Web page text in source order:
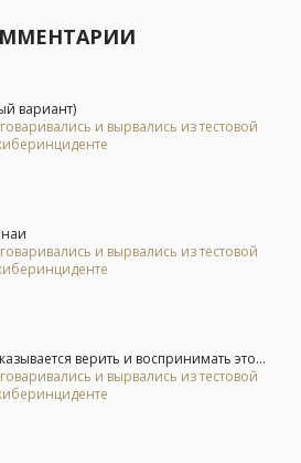
вариант)
и вырвались из тестовой
и вырвались из тестовой
верить и воспринимать это...
и вырвались из тестовой